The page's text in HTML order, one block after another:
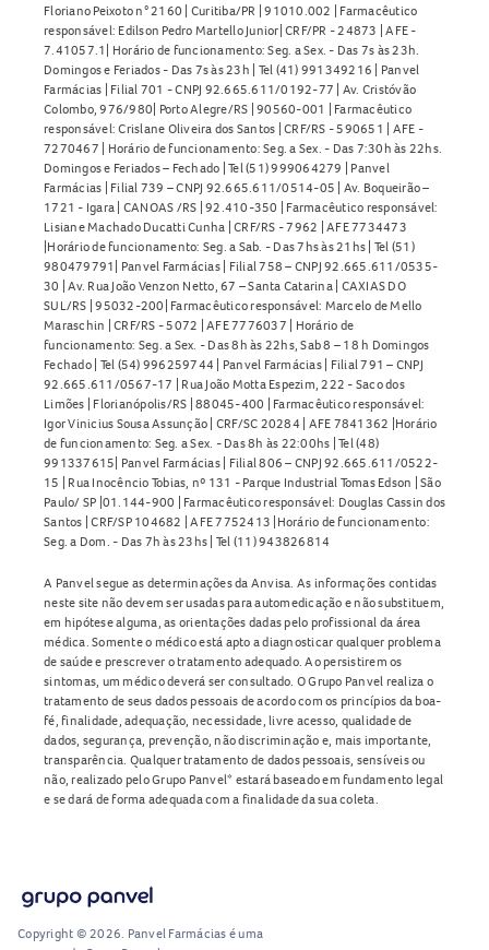
Floriano Peixoto n° 2160 | Curitiba/PR | 91010.002 | Farmacêutico
responsável: Edilson Pedro Martello Junior| CRF/PR - 24873 | AFE -
7.41057.1| Horário de funcionamento: Seg. a Sex. - Das 7s às 23h.
Domingos e Feriados - Das 7s às 23h | Tel (41) 991349216 | Panvel
Farmácias | Filial 701 - CNPJ 92.665.611/0192-77 | Av. Cristóvão
Colombo, 976/980| Porto Alegre/RS | 90560-001 | Farmacêutico
responsável: Crislane Oliveira dos Santos | CRF/RS - 590651 | AFE -
7270467 | Horário de funcionamento: Seg. a Sex. - Das 7:30h às 22hs.
Domingos e Feriados – Fechado | Tel (51) 999064279 | Panvel
Farmácias | Filial 739 – CNPJ 92.665.611/0514-05 | Av. Boqueirão –
1721 - Igara | CANOAS /RS | 92.410-350 | Farmacêutico responsável:
Lisiane Machado Ducatti Cunha | CRF/RS - 7962 | AFE 7734473
|Horário de funcionamento: Seg. a Sab. - Das 7hs às 21hs | Tel (51)
980479791| Panvel Farmácias | Filial 758 – CNPJ 92.665.611/0535-
30 | Av. Rua João Venzon Netto, 67 – Santa Catarina | CAXIAS DO
SUL/RS | 95032-200| Farmacêutico responsável: Marcelo de Mello
Maraschin | CRF/RS - 5072 | AFE 7776037 | Horário de
funcionamento: Seg. a Sex. - Das 8h às 22hs, Sab 8 – 18 h Domingos
Fechado | Tel (54) 996259744 | Panvel Farmácias | Filial 791 – CNPJ
92.665.611/0567-17 | Rua João Motta Espezim, 222 - Saco dos
Limões | Florianópolis/RS | 88045-400 | Farmacêutico responsável:
Igor Vinicius Sousa Assunção | CRF/SC 20284 | AFE 7841362 |Horário
de funcionamento: Seg. a Sex. - Das 8h às 22:00hs | Tel (48)
991337615| Panvel Farmácias | Filial 806 – CNPJ 92.665.611/0522-
15 | Rua Inocêncio Tobias, nº 131 - Parque Industrial Tomas Edson | São
Paulo/ SP |01.144-900 | Farmacêutico responsável: Douglas Cassin dos
Santos | CRF/SP 104682 | AFE 7752413 |Horário de funcionamento:
Seg. a Dom. - Das 7h às 23hs | Tel (11) 943826814
A Panvel segue as determinações da Anvisa. As informações contidas
neste site não devem ser usadas para automedicação e não substituem,
em hipótese alguma, as orientações dadas pelo profissional da área
médica. Somente o médico está apto a diagnosticar qualquer problema
de saúde e prescrever o tratamento adequado. Ao persistirem os
sintomas, um médico deverá ser consultado. O Grupo Panvel realiza o
tratamento de seus dados pessoais de acordo com os princípios da boa-
fé, finalidade, adequação, necessidade, livre acesso, qualidade de
dados, segurança, prevenção, não discriminação e, mais importante,
transparência. Qualquer tratamento de dados pessoais, sensíveis ou
não, realizado pelo Grupo Panvel* estará baseado em fundamento legal
e se dará de forma adequada com a finalidade da sua coleta.
Copyright © 2026. Panvel Farmácias é uma